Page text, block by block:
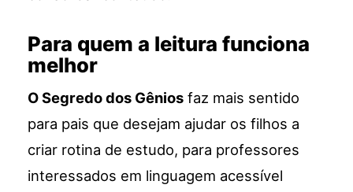
Para quem a leitura funciona
melhor
O Segredo dos Gênios faz mais sentido
para pais que desejam ajudar os filhos a
criar rotina de estudo, para professores
interessados em linguagem acessível